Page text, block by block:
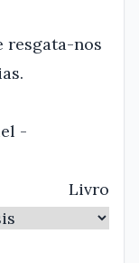
resgata-nos
-
Livro